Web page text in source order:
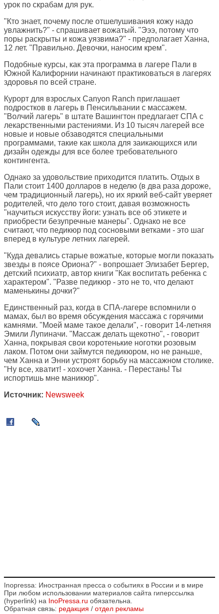
урок по скрабам для рук.
"Кто знает, почему после отшелушивания кожу надо
увлажнить?" - спрашивает вожатый. "Эээ, потому что
поры раскрыты и кожа уязвима?" - предполагает Ханна,
12 лет. "Правильно. Девочки, наносим крем".
Подобные курсы, как эта программа в лагере Пали в
Южной Калифорнии начинают практиковаться в лагерях
здоровья по всей стране.
Курорт для взрослых Canyon Ranch приглашает
подростков в лагерь в Пенсильвании с массажем.
"Волчий лагерь" в штате Вашингтон предлагает СПА с
лекарственными растениями. Из 10 тысяч лагерей все
новые и новые обзаводятся специальными
программами, такие как школа для заикающихся или
дизайн одежды для все более требовательного
контингента.
Однако за удовольствие приходится платить. Отдых в
Пали стоит 1400 долларов в неделю (в два раза дороже,
чем традиционный лагерь), но их яркий веб-сайт уверяет
родителей, что дело того стоит, давая возможность
"научиться искусству йоги: узнать все об этикете и
приобрести безупречные манеры". Однако не все
считают, что педикюр под сосновыми ветками - это шаг
вперед в культуре летних лагерей.
"Куда девались старые вожатые, которые могли показать
звезды в поясе Ориона?" - вопрошает Элизабет Бергер,
детский психиатр, автор книги "Как воспитать ребенка с
характером". "Разве педикюр - это не то, что делают
маменькины дочки?"
Единственный раз, когда в СПА-лагере вспомнили о
мамах, был во время обсуждения массажа с горячими
камнями. "Моей маме такое делали", - говорит 14-летняя
Эмили Лупиначи. "Массаж делать щекотно", - говорит
Ханна, покрывая свои коротенькие ноготки розовым
лаком. Потом они займутся педикюром, но не раньше,
чем Ханна и Энни устроят борьбу на массажном столике.
"Ну все, хватит! - хохочет Ханна. - Перестань! Ты
испортишь мне маникюр".
Источник: Newsweek
Inopressa: Иностранная пресса о событиях в России и в мире
При любом использовании материалов сайта гиперссылка
(hyperlink) на InoPressa.ru обязательна.
Обратная связь: редакция / отдел рекламы